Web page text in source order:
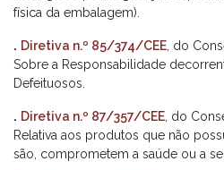
física da embalagem).
. Diretiva n.º 85/374/CEE , do
Sobre a Responsabilidade
Defeituosos.
. Diretiva n.º 87/357/CEE , do
Relativa aos produtos que não
são, comprometem a saúde ou a